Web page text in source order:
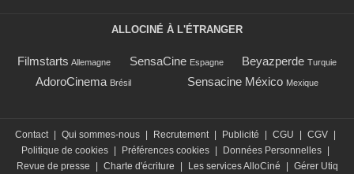
ALLOCINÉ À L'ÉTRANGER
Filmstarts Allemagne SensaCine Espagne Beyazperde Turquie
AdoroCinema Brésil Sensacine México Mexique
Contact Qui sommes-nous Recrutement Publicité CGU CGV
Politique de cookies
Préférences cookies Données Personnelles
Revue de presse
Charte d'écriture Les services AlloCiné Gérer Utiq